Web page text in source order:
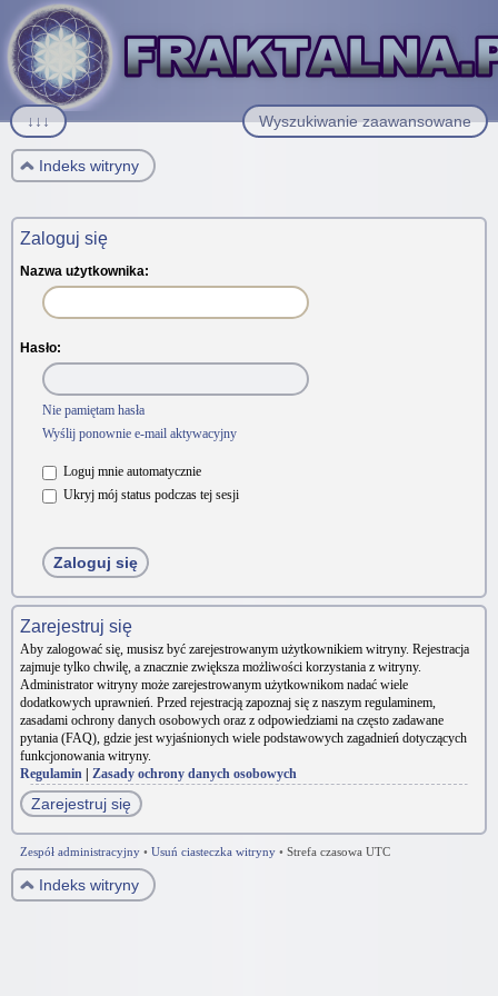
Wyszukiwanie zaawansowane
↓↓↓
Indeks witryny
Zaloguj się
Nazwa użytkownika:
Hasło:
Nie pamiętam hasła
Wyślij ponownie e-mail aktywacyjny
Loguj mnie automatycznie
Ukryj mój status podczas tej sesji
Zarejestruj się
Aby zalogować się, musisz być zarejestrowanym użytkownikiem witryny. Rejestracja
zajmuje tylko chwilę, a znacznie zwiększa możliwości korzystania z witryny.
Administrator witryny może zarejestrowanym użytkownikom nadać wiele
dodatkowych uprawnień. Przed rejestracją zapoznaj się z naszym regulaminem,
zasadami ochrony danych osobowych oraz z odpowiedziami na często zadawane
pytania (FAQ), gdzie jest wyjaśnionych wiele podstawowych zagadnień dotyczących
funkcjonowania witryny.
Regulamin
Zasady ochrony danych osobowych
Zarejestruj się
Zespół administracyjny • Usuń ciasteczka witryny • Strefa czasowa UTC
Indeks witryny